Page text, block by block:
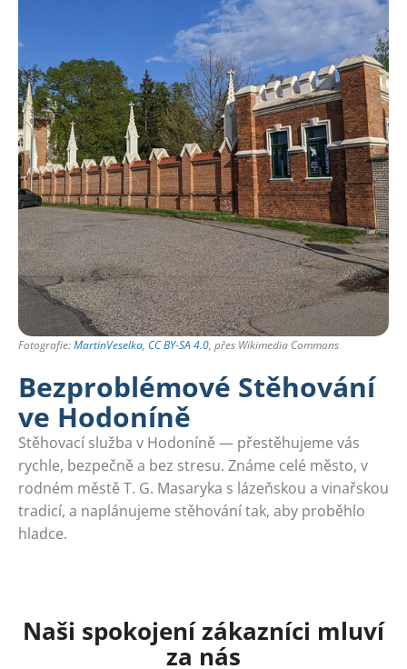
Fotografie:MartinVeselka, CC BY-SA 4.0, přes Wikimedia Commons
Bezproblémové Stěhování
ve Hodoníně
Stěhovací služba v Hodoníně — přestěhujeme vás
rychle, bezpečně a bez stresu. Známe celé město, v
rodném městě T. G. Masaryka s lázeňskou a vinařskou
tradicí, a naplánujeme stěhování tak, aby proběhlo
hladce.
Naši spokojení zákazníci mluví
za nás